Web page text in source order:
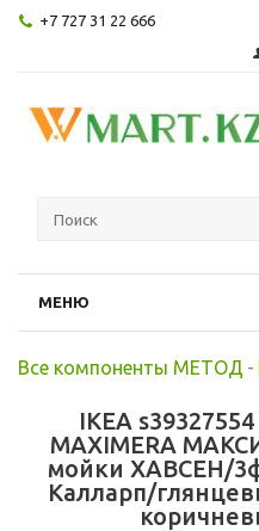
+7 727 31 22 666
МЕНЮ
Все компоненты МЕТОД -
IKEA
MAXIMERA
мойки ХАВСЕН/
Калларп/